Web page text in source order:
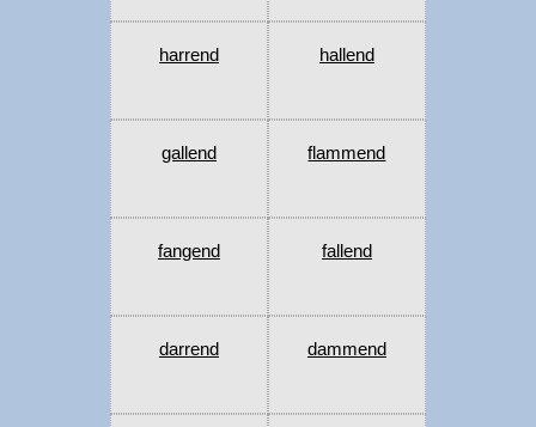
harrend hallend
gallend flammend
fangend fallend
darrend dammend